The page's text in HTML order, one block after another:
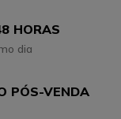
HORAS
dia
PÓS-VENDA